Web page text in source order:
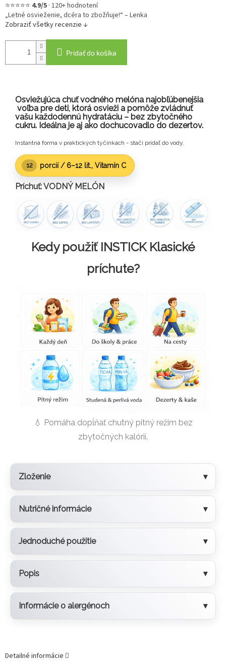
⭐⭐⭐⭐⭐ 4.9/5 · 120+ hodnotení
„Letné osvieženie, dcéra to zbožňuje!“ – Lenka
Zobraziť všetky recenzie ↓
Pridať do košíka
Osviežujúca chuť vodného melóna najobľúbenejšia
voľba pre deti, ktorá osvieži a pomôže zvládnuť
vašu každodennú hydratáciu – bez zbytočného
cukru. Ideálna je aj ako dochucovadlo do dezertov.
Instantná forma v praktických tyčinkách - stačí pridať do vody.
12 porcií / 6–12 lit., Vitamín C
Príchuť: VODNÝ MELÓN
Kedy použiť INSTICK Klasické
príchute?
💧 Pomáha dopĺňať chutný pitný režim bez
zbytočných kalórií.
Zloženie
Nutričné informácie
Jednoduché použitie
Popis
Informácie o alergénoch
Detailné informácie